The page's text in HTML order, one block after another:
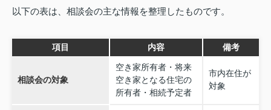
以下の表は、相談会の主な情報を整理したものです。
項目 内容 備考
相談会の対象
空き家所有者・将来
空き家となる住宅の
所有者・相続予定者
市内在住が
対象